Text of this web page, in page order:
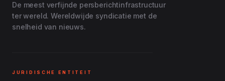
De meest verfijnde persberichtinfrastructuur
ter wereld. Wereldwijde syndicatie met de
snelheid van nieuws.
JURIDISCHE ENTITEIT